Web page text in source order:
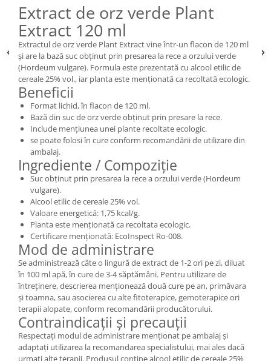
Extract de orz verde Plant
Extract 120 ml
Extractul de orz verde Plant Extract vine într-un flacon de 120 ml
și are la bază suc obținut prin presarea la rece a orzului verde
(Hordeum vulgare). Formula este prezentată cu alcool etilic de
cereale 25% vol., iar planta este menționată ca recoltată ecologic.
Beneficii
Format lichid, în flacon de 120 ml.
Bază din suc de orz verde obținut prin presare la rece.
Include mențiunea unei plante recoltate ecologic.
se poate folosi în cure conform recomandării de utilizare din
ambalaj.
Ingrediente / Compoziție
Suc obținut prin presarea la rece a orzului verde (Hordeum
vulgare).
Alcool etilic de cereale 25% vol.
Valoare energetică: 1,75 kcal/g.
Planta este menționată ca recoltata ecologic.
Certificare menționată: EcoInspect Ro-008.
Mod de administrare
Se administrează câte o lingură de extract de 1-2 ori pe zi, diluat
în 100 ml apă, în cure de 3-4 săptămâni. Pentru utilizare de
întreținere, descrierea menționează două cure pe an, primăvara
și toamna, sau asocierea cu alte fitoterapice, gemoterapice ori
terapii alopate, conform recomandării producătorului.
Contraindicații și precauții
Respectați modul de administrare menționat pe ambalaj și
adaptați utilizarea la recomandarea specialistului, mai ales dacă
urmați alte terapii. Produsul conține alcool etilic de cereale 25%